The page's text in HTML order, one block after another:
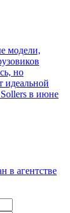
модели,
но
идеальной
в июне
в агентстве